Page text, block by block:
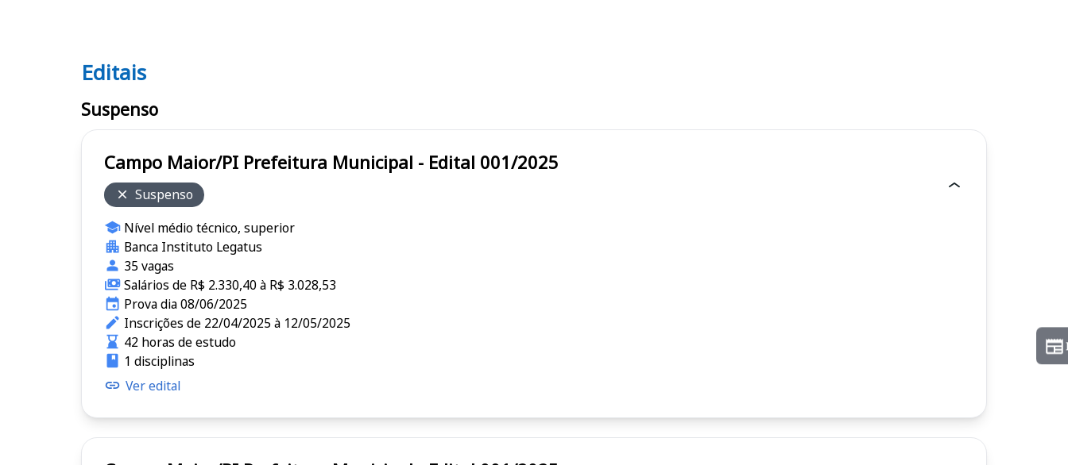
Editais
Editais
Suspenso
Campo Maior/PI Prefeitura Municipal - Edital 001/2025
Suspenso
Nível médio técnico, superior
Banca Instituto Legatus
35 vagas
Salários de R$ 2.330,40 à R$ 3.028,53
Prova dia 08/06/2025
Inscrições de 22/04/2025 à 12/05/2025
42 horas de estudo
1 disciplinas
Ver edital